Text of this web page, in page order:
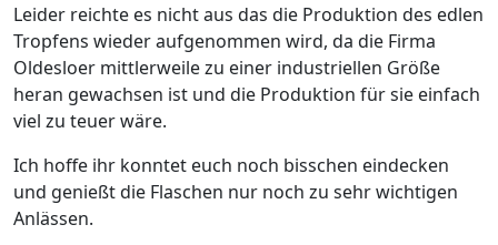
Leider reichte es nicht aus das die Produktion des edlen
Tropfens wieder aufgenommen wird, da die Firma
Oldesloer mittlerweile zu einer industriellen Größe
heran gewachsen ist und die Produktion für sie einfach
viel zu teuer wäre.
Ich hoffe ihr konntet euch noch bisschen eindecken
und genießt die Flaschen nur noch zu sehr wichtigen
Anlässen.